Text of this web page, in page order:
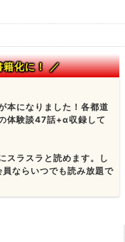
籍化に！ ／
本になりました！各都道
体験談47話+α収録して
スラスラと読めます。し
ならいつでも読み放題で